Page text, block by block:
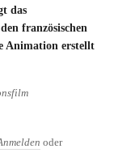
das
französischen
Animation erstellt
einen Zeichentrickfilm
oder